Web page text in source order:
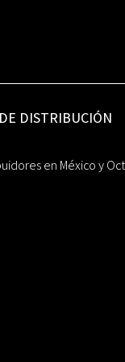
DISTRIBUCIÓN
en México y